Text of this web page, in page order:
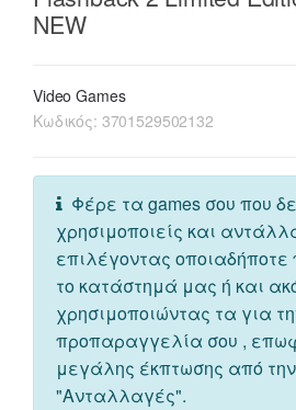
NEW
Video Games
Κωδικός: 3701529502132
Φέρε τα games σου που
χρησιμοποιείς και
επιλέγοντας
το κατάστημά μας ή και
χρησιμοποιώντας τα για
προπαραγγελία σου ,
μεγάλης έκπτωσης από
"Ανταλλαγές".